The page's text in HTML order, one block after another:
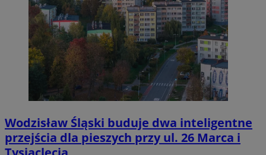
Wodzisław Śląski buduje dwa inteligentne
przejścia dla pieszych przy ul. 26 Marca i